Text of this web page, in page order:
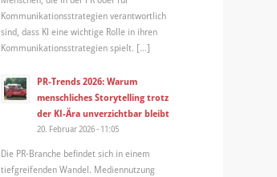
Kommunikationsstrategien verantwortlich
sind, dass KI eine wichtige Rolle in ihren
Kommunikationsstrategien spielt. […]
PR-Trends 2026: Warum
menschliches Storytelling trotz
der KI-Ära unverzichtbar bleibt
20. Februar 2026 - 11:05
Die PR-Branche befindet sich in einem
tiefgreifenden Wandel. Mediennutzung